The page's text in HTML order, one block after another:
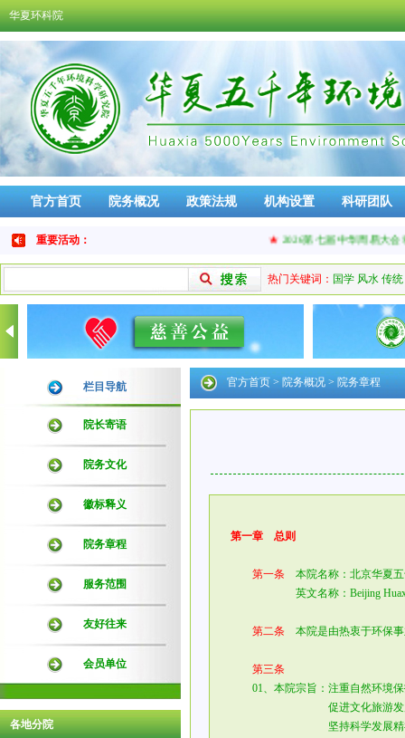
华夏环科院
官方首页 院务概况 政策法规 机构设置 科研团队
免责声明
重要活动： 2026第七届中华周易大会将于
热门关键词： 国学 风水 传统
栏目导航
院长寄语
院务文化
徽标释义
院务章程
服务范围
友好往来
会员单位
各地分院
官方首页 > 院务概况 > 院务章程
第一章 总则
第一条 本院名称：北京华夏
英文名称：Beijing Huaxia
第二条 本院是由热衷于环保
第三条
01、本院宗旨：注重自然环境保
促进文化旅游发展、营
坚持科学发展精神、传